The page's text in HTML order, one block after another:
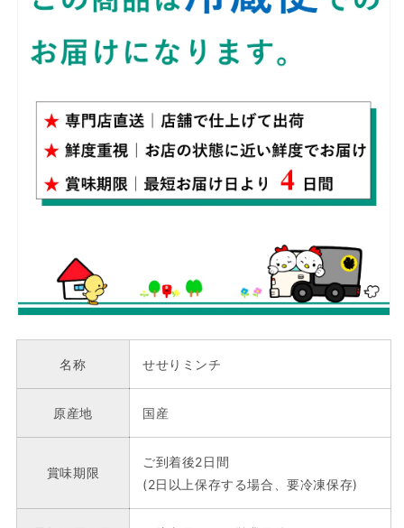
名称 せせりミンチ
原産地 国産
賞味期限
ご到着後2日間
(2日以上保存する場合、要冷凍保存)